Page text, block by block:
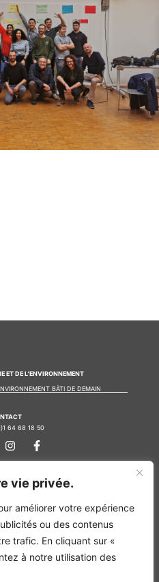
vie privée.
améliorer votre expérience
ou des contenus
trafic. En cliquant sur «
à notre utilisation des
ET DE L’ENVIRONNEMENT
BÂTI DE DEMAIN
64 68 18 50
I
n
s
a
r
a
m
F
a
c
b
o
k
-
Nos agences
64 68 18 50